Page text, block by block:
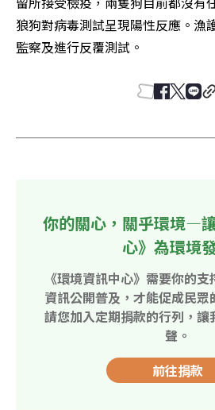
狼狗對病毒測試呈現陽性反應。漁
監察及進行反覆測試。
你的關心，關乎環境—
心》為環境
《環境資訊中心》需要你的
資訊公開普及，才能促成民
請您加入定期捐款的行列，讓
聲。
前往捐款